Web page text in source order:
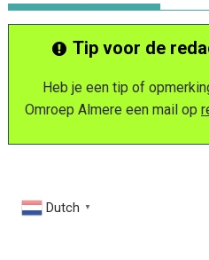
Tip voor de
Heb je een tip of
Omroep Almere een mail op
Dutch ▼